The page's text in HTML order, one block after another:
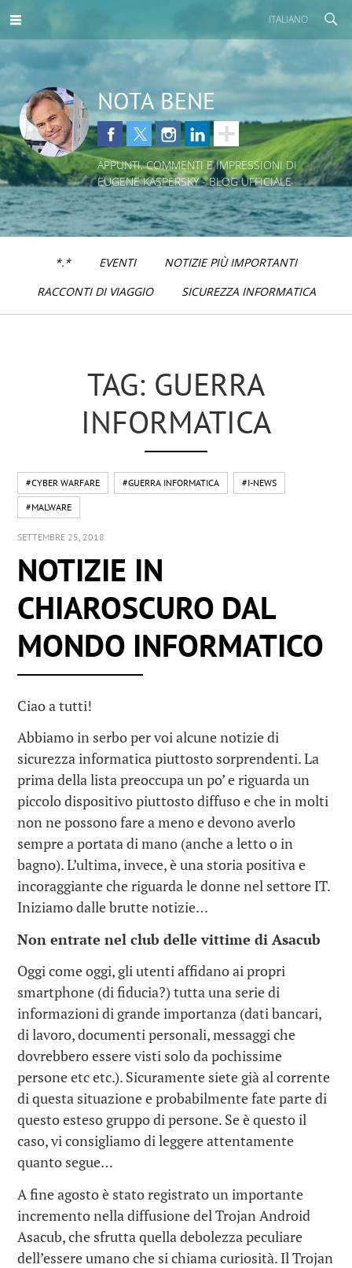
ITALIANO
NOTA BENE
APPUNTI, COMMENTI E IMPRESSIONI DI
EUGENE KASPERSKY - BLOG UFFICIALE
*.* EVENTI
NOTIZIE PIÙ IMPORTANTI
RACCONTI DI VIAGGIO
SICUREZZA INFORMATICA
TAG: GUERRA
INFORMATICA
#CYBER WARFARE #GUERRA INFORMATICA #I-NEWS
#MALWARE
SETTEMBRE 25, 2018
NOTIZIE IN
CHIAROSCURO DAL
MONDO INFORMATICO
Ciao a tutti!
Abbiamo in serbo per voi alcune notizie di
sicurezza informatica piuttosto sorprendenti. La
prima della lista preoccupa un po’ e riguarda un
piccolo dispositivo piuttosto diffuso e che in molti
non ne possono fare a meno e devono averlo
sempre a portata di mano (anche a letto o in
bagno). L’ultima, invece, è una storia positiva e
incoraggiante che riguarda le donne nel settore IT.
Iniziamo dalle brutte notizie…
Non entrate nel club delle vittime di Asacub
Oggi come oggi, gli utenti affidano ai propri
smartphone (di fiducia?) tutta una serie di
informazioni di grande importanza (dati bancari,
di lavoro, documenti personali, messaggi che
dovrebbero essere visti solo da pochissime
persone etc etc.). Sicuramente siete già al corrente
di questa situazione e probabilmente fate parte di
questo esteso gruppo di persone. Se è questo il
caso, vi consigliamo di leggere attentamente
quanto segue…
A fine agosto è stato registrato un importante
incremento nella diffusione del Trojan Android
Asacub, che sfrutta quella debolezza peculiare
dell’essere umano che si chiama curiosità. Il Trojan